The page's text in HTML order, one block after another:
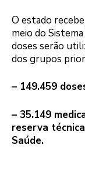
O estado
meio do
doses serão
dos grupos
– 149.459
– 35.149
reserva
Saúde.